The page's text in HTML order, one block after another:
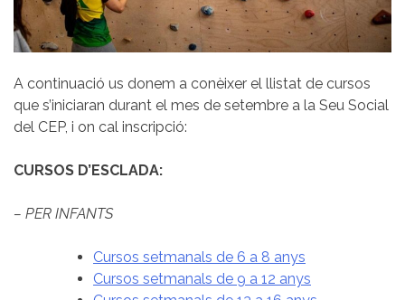
A continuació us donem a conèixer el llistat de cursos
que s’iniciaran durant el mes de setembre a la Seu Social
del CEP, i on cal inscripció:
CURSOS D’ESCLADA:
– PER INFANTS
Cursos setmanals de 6 a 8 anys
Cursos setmanals de 9 a 12 anys